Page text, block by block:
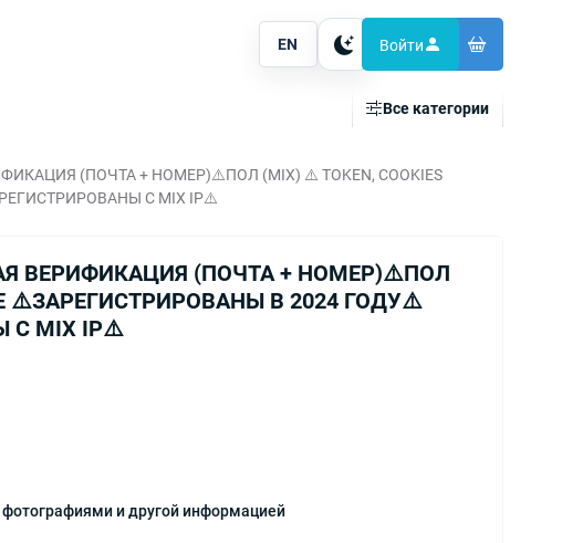
EN Тема Войти
Все категории
(ПОЧТА + НОМЕР)⚠️ПОЛ (MIX) ⚠️ TOKEN, COOKIES
С MIX IP⚠️
ВЕРИФИКАЦИЯ (ПОЧТА + НОМЕР)⚠️ПОЛ
⚠️ЗАРЕГИСТРИРОВАНЫ В 2024 ГОДУ⚠️
С MIX IP⚠️
и другой информацией